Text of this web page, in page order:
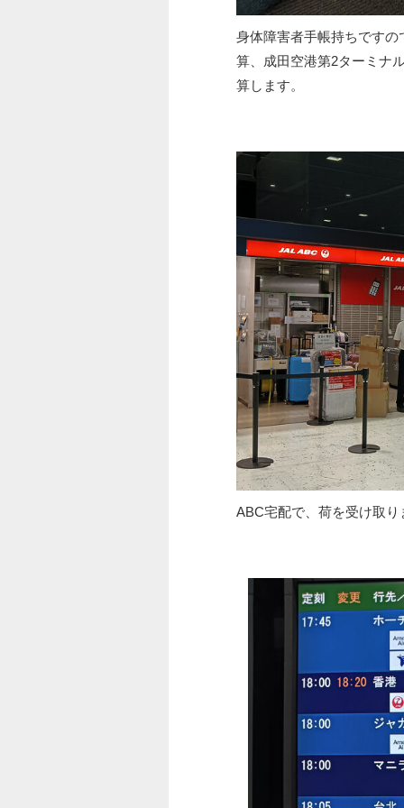
身体障害者手帳持ちです
算、成田空港第2ターミナ
算します。
ABC宅配で、荷を受け取り